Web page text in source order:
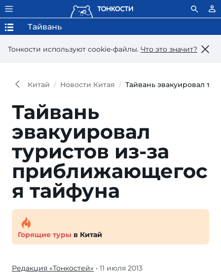
Тонкости используют сookie-файлы. Что это значит?
Тайвань
Китай Новости Китая Тайвань эвакуировал
Тайвань
эвакуировал
туристов из-за
приближающегос
я тайфуна
Горящие туры в Китай
Редакция «Тонкостей» • 11 июля 2013